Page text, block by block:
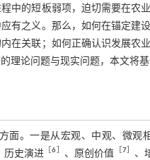
中的短板弱项，迫切需要在农
有之义。那么，如何在锚定建
在关联；如何正确认识发展农
理论问题与现实问题，本文将
面。一是从宏观、中观、微观
历史演进 ［6］ 、原创价值 ［7］ 、